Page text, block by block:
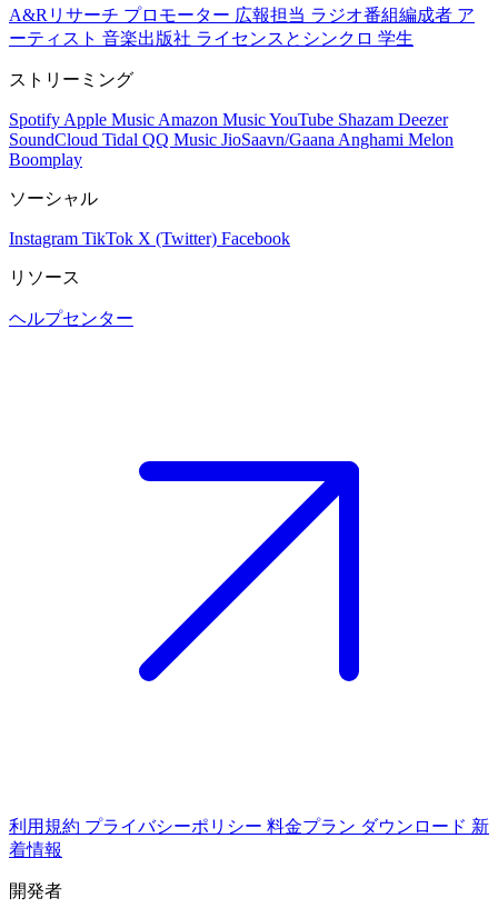
A&Rリサーチ プロモーター 広報担当 ラジオ番組編成者 ア
ーティスト 音楽出版社 ライセンスとシンクロ 学生
ストリーミング
Spotify Apple Music Amazon MusicYouTube Shazam Deezer
SoundCloud Tidal QQ Music JioSaavn/Gaana Anghami Melon
Boomplay
ソーシャル
Instagram TikTok X (Twitter) Facebook
リソース
ヘルプセンター
利用規約 プライバシーポリシー 料金プラン ダウンロード 新
着情報
開発者